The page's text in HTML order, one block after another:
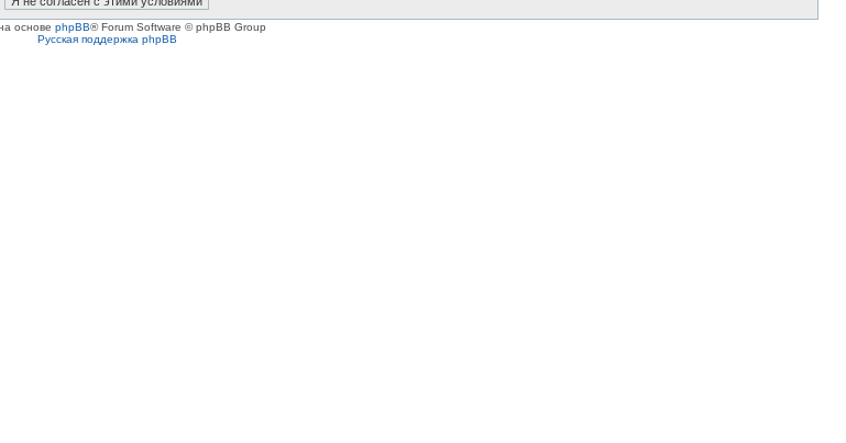
основе phpBB® Forum Software © phpBB Group
Русская поддержка phpBB